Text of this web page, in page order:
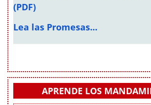
(PDF)
Lea las Promesas...
APRENDE LOS